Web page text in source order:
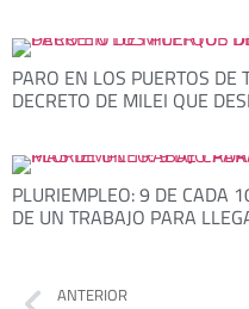
PARO EN LOS PUERTOS DE
DECRETO DE MILEI QUE
PLURIEMPLEO: 9 DE CADA
DE UN TRABAJO PARA
ANTERIOR